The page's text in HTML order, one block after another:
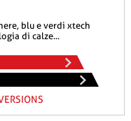
di calze...